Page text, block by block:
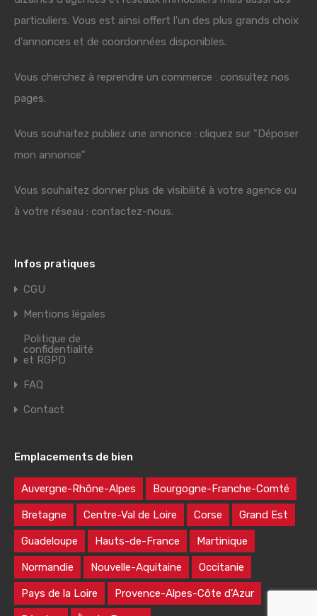
particuliers. Vous est ainsi offert l'un des plus grands choix
d'annonces et de coordonnées disponibles.
Vous cherchez à reprendre un commerce : consultez nos
pages.
Vous souhaitez publiez une annonce : cliquez sur "Déposer
mon annonce"
Vous souhaitez donner plus de visibilité à votre agence ou
à votre réseau : contactez-nous.
Infos pratiques
CGU
Mentions légales
Politique de
confidentialité
et RGPD
FAQ
Contact
Emplacements de bien
Auvergne-Rhône-Alpes Bourgogne-Franche-Comté
Bretagne Centre-Val de Loire Corse Grand Est
Guadeloupe Hauts-de-France Martinique
Normandie Nouvelle-Aquitaine Occitanie
Pays de la Loire Provence-Alpes-Côte d’Azur